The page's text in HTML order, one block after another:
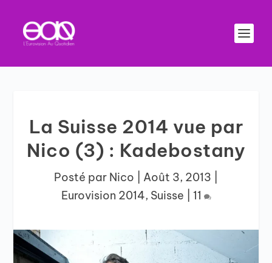
La Suisse 2014 vue par
Nico (3) : Kadebostany
Posté par Nico Août 3, 2013
Eurovision 2014, Suisse 11